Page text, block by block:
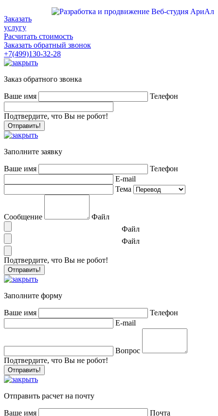
Заказать
услугу
Расчитать стоимость
Заказать обратный звонок
+7(499)130-32-28
Заказ обратного звонка
Ваше имя Телефон
Подтвердите, что Вы не робот!
Заполните заявку
Ваше имя
Телефон
E-mail
Тема
Сообщение
Файл
Файл
Файл
Подтвердите, что Вы не робот!
Заполните форму
Ваше имя
Телефон
E-mail
Вопрос
Подтвердите, что Вы не робот!
Отправить расчет на почту
Ваше имя Почта